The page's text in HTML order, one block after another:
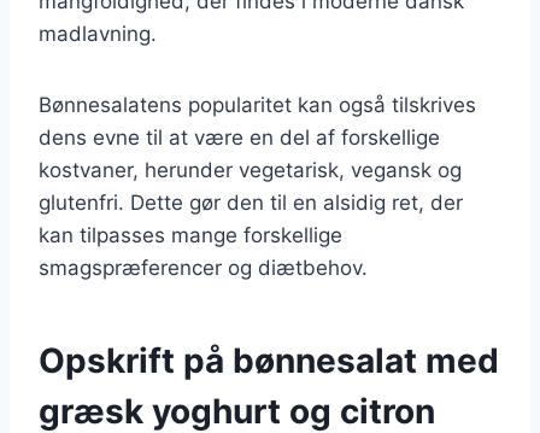
madlavning.
Bønnesalatens popularitet kan også tilskrives
dens evne til at være en del af forskellige
kostvaner, herunder vegetarisk, vegansk og
glutenfri. Dette gør den til en alsidig ret, der
kan tilpasses mange forskellige
smagspræferencer og diætbehov.
Opskrift på bønnesalat med
græsk yoghurt og citron